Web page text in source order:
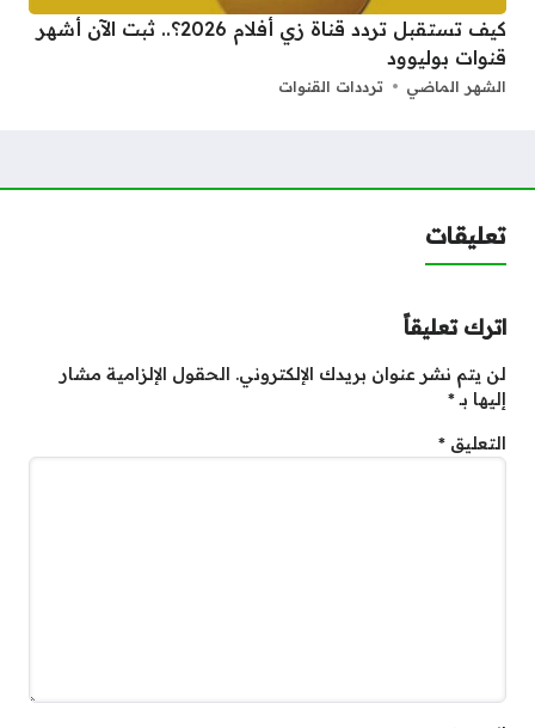
كيف تستقبل تردد قناة زي أفلام 2026؟.. ثبت الآن أشهر
قنوات بوليوود
الشهر الماضي ترددات القنوات
تعليقات
اترك تعليقاً
لن يتم نشر عنوان بريدك الإلكتروني. الحقول الإلزامية مشار
إليها بـ*
التعليق *